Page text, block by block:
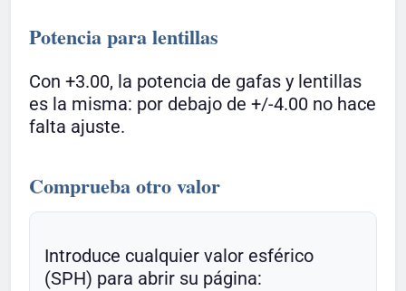
Potencia para lentillas
Con +3.00, la potencia de gafas y lentillas
es la misma: por debajo de +/-4.00 no hace
falta ajuste.
Comprueba otro valor
Introduce cualquier valor esférico
(SPH) para abrir su página: